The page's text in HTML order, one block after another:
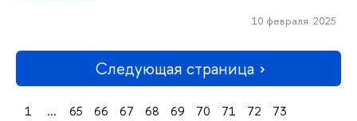
10 февраля 2025
Следующая страница
1 ... 65 66 67 68 69 70 71 72
73